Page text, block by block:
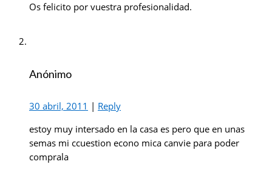
Os felicito por vuestra profesionalidad.
Anónimo
30 abril, 2011 | Reply
estoy muy intersado en la casa es pero que en unas
semas mi ccuestion econo mica canvie para poder
comprala